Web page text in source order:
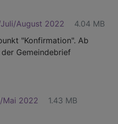
August 2022
4.04 MB
"Konfirmation". Ab
Gemeindebrief
Mai 2022 1.43 MB